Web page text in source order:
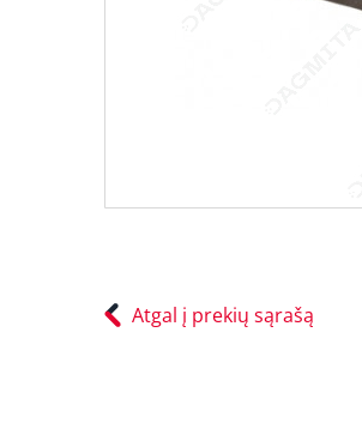
Atgal į prekių sąrašą